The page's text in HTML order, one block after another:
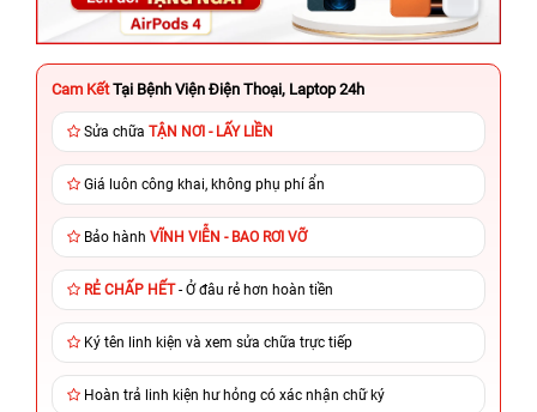
Cam Kết Tại Bệnh Viện Điện Thoại, Laptop 24h
Sửa chữa TẬN NƠI - LẤY LIỀN
Giá luôn công khai, không phụ phí ẩn
Bảo hành VĨNH VIỄN - BAO RƠI VỠ
RẺ CHẤP HẾT- Ở đâu rẻ hơn hoàn tiền
Ký tên linh kiện và xem sửa chữa trực tiếp
Hoàn trả linh kiện hư hỏng có xác nhận chữ ký